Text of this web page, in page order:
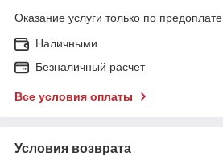
Оказание услуги только по предоплате.
Наличными
Безналичный расчет
Все условия оплаты
Условия возврата